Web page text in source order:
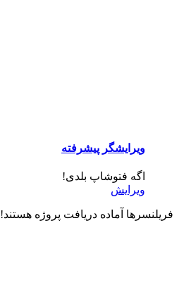
ویرایشگر پیشرفته
اگه فتوشاپ بلدی!
ویرایش
فریلنسرها آماده دریافت پروژه هستند!